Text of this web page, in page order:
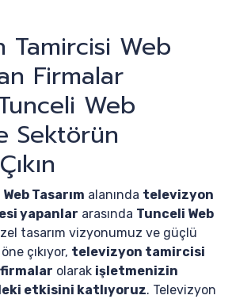
Tamircisi Web
Firmalar
Web
Sektörün
Tasarım alanında televizyon
yapanlar arasında Tunceli Web
tasarım vizyonumuz ve güçlü
çıkıyor, televizyon tamircisi
olarak işletmenizin
etkisini katlıyoruz. Televizyon